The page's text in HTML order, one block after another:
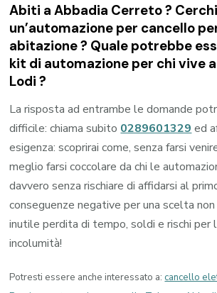
Abiti aAbbadia Cerreto? Cerchi
un’automazione per cancello
abitazione ? Quale potrebbe
kit di automazione per chi vive
Lodi ?
La risposta ad entrambe le domande
difficile: chiama subito 0289601329 ed
esigenza: scoprirai come, senza farsi
meglio farsi coccolare da chi le
davvero senza rischiare di affidarsi al
conseguenze negative per una scelta
inutile perdita di tempo, soldi e rischi per
incolumità!
Potresti essere anche interessato a:cancello